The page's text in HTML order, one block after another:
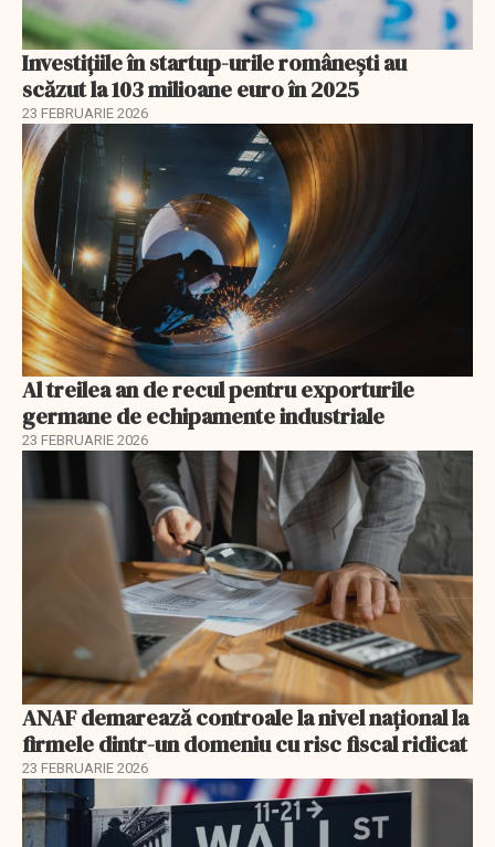
Investiţiile în startup-urile româneşti au
scăzut la 103 milioane euro în 2025
23 FEBRUARIE 2026
Al treilea an de recul pentru exporturile
germane de echipamente industriale
23 FEBRUARIE 2026
ANAF demarează controale la nivel naţional la
firmele dintr-un domeniu cu risc fiscal ridicat
23 FEBRUARIE 2026